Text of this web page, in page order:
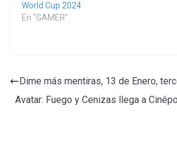
World Cup 2024
En "GAMER"
Dime más mentiras, 13 de Enero,
Avatar: Fuego y Cenizas llega a